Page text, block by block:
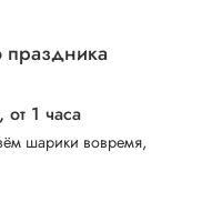
праздника
от 1 часа
шарики вовремя,